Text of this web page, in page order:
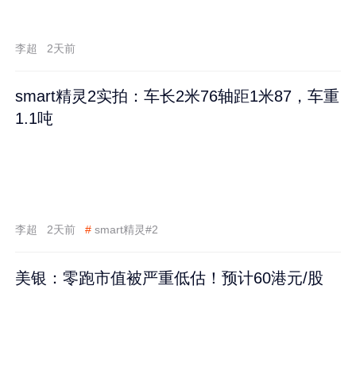
李超 2天前
smart精灵2实拍：车长2米76轴距1米87，车重
1.1吨
李超 2天前 # smart精灵#2
美银：零跑市值被严重低估！预计60港元/股